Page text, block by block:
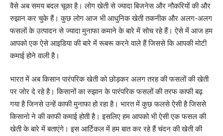
वैसे अब समय बदल चूका है। लोग खेती से ज्यादा बिजनेस और नौकरियों की और
रुझान कर चुके हैं। कुछ लोग आज भी आधुनिक खेती तकनीक और अलग-अलग
फसलों के उत्पादन से ज्यादा मुनाफा कमाने के बारे में सोच रहे हैं। ऐसे में आज हम
आपको एक ऐसे आइडिया की बारे में रूबरू करने वाले हैं जिससे कि आपकी मोटी
कमाई होने वाली है।
भारत में अब किसान पारंपरिक खेती को छोड़कर अलग तरह की फसलों की खेती
पर जोर दे रहे है। किसानों का रुझान के पारंपरिक फसलों की तरफ काफी बढ़
गया है जिनसे उन्हें काफी मुनाफा हो रहा है। भारत में कुछ फलसे ऐसी है जिससे
किसानो ने की काफी कमाई होती है। इसलिए हम आपको भी ऐसी एक फसल की
खेती के बारे में बताएंगे। इस आर्टिकल में हम बात कर रहे हैं चंदन की खेती की